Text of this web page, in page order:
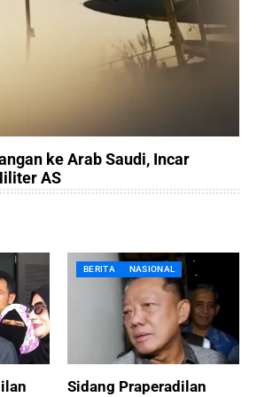
ke Arab Saudi, Incar
AS
BERITA NASIONAL
Sidang Praperadilan